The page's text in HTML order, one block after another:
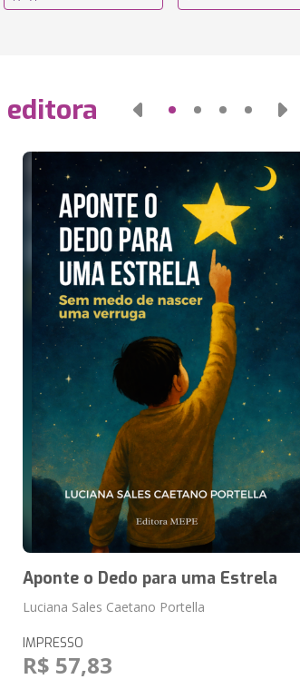
editora
Aponte o Dedo para uma Estrela
Luciana Sales Caetano Portella
IMPRESSO
R$ 57,83